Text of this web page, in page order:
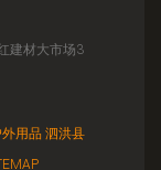
建材大市场3
外用品 泗洪县